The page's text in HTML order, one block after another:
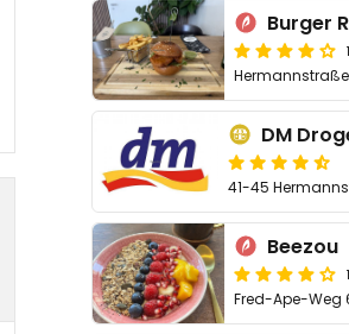
Burger
41-45
Beezou
Fred-Ape-Weg